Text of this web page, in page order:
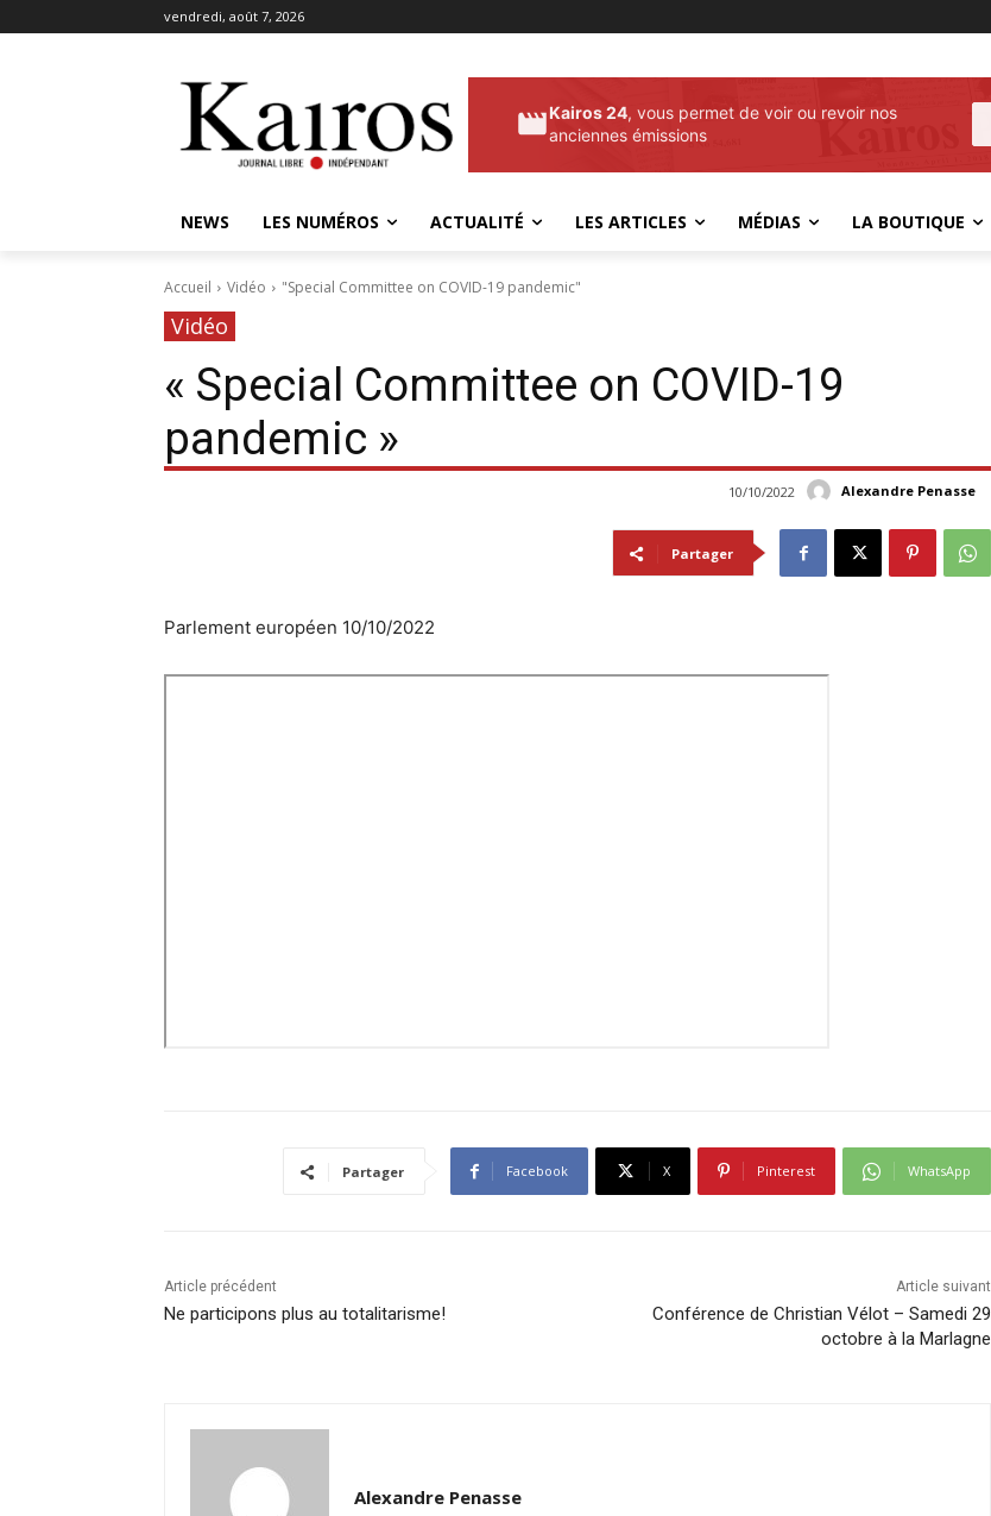
vendredi, août 7, 2026
Kairos 24, vous permet de voir ou revoir nos
anciennes émissions
NEWS LES NUMÉROS ACTUALITÉ LES ARTICLES MÉDIAS LA BOUTIQUE
Accueil Vidéo "Special Committee on COVID-19 pandemic"
Vidéo
« Special Committee on COVID-19
pandemic »
Alexandre Penasse
10/10/2022
Partager
Parlement européen 10/10/2022
Partager Facebook X Pinterest WhatsApp
Article précédent
Ne participons plus au totalitarisme!
Article suivant
Conférence de Christian Vélot – Samedi 29
octobre à la Marlagne
Alexandre Penasse